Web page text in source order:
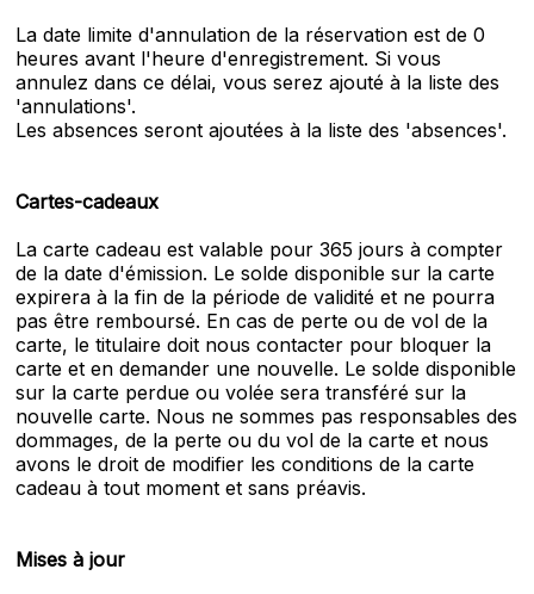
La date limite d'annulation de la réservation est de 0
heures avant l'heure d'enregistrement. Si vous
annulez dans ce délai, vous serez ajouté à la liste des
'annulations'.
Les absences seront ajoutées à la liste des 'absences'.
Cartes-cadeaux
La carte cadeau est valable pour 365 jours à compter
de la date d'émission. Le solde disponible sur la carte
expirera à la fin de la période de validité et ne pourra
pas être remboursé. En cas de perte ou de vol de la
carte, le titulaire doit nous contacter pour bloquer la
carte et en demander une nouvelle. Le solde disponible
sur la carte perdue ou volée sera transféré sur la
nouvelle carte. Nous ne sommes pas responsables des
dommages, de la perte ou du vol de la carte et nous
avons le droit de modifier les conditions de la carte
cadeau à tout moment et sans préavis.
Mises à jour